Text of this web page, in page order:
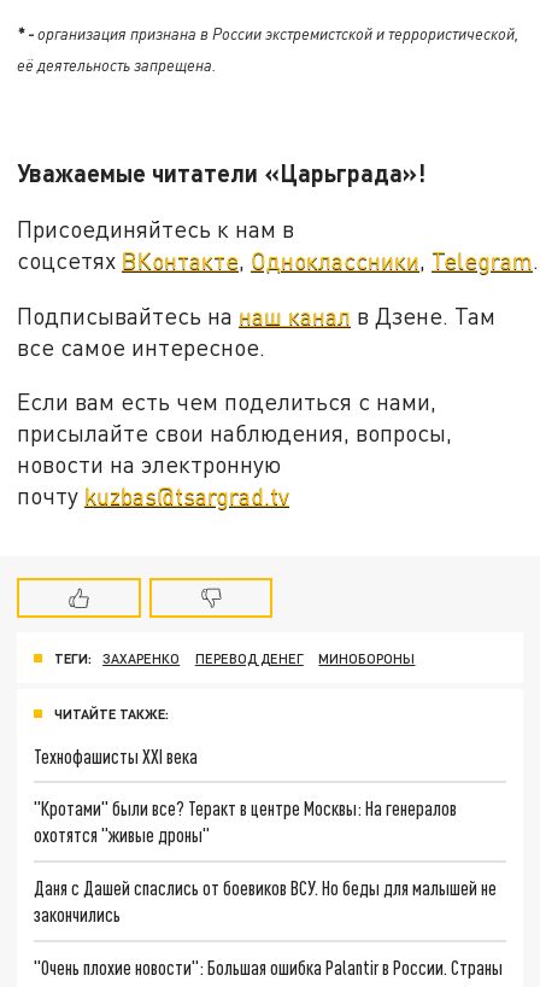
* -организация признана в России экстремистской и террористической,
её деятельность запрещена.
Уважаемые читатели «Царьграда»!
Присоединяйтесь к нам в
соцсетях ВКонтакте, Одноклассники, Telegram.
Подписывайтесь на наш канал в Дзене. Там
все самое интересное.
Если вам есть чем поделиться с нами,
присылайте свои наблюдения, вопросы,
новости на электронную
почту kuzbas@tsargrad.tv
ТЕГИ: ЗАХАРЕНКО ПЕРЕВОД ДЕНЕГ МИНОБОРОНЫ
ЧИТАЙТЕ ТАКЖЕ:
Технофашисты XXI века
"Кротами" были все? Теракт в центре Москвы: На генералов
охотятся "живые дроны"
Даня с Дашей спаслись от боевиков ВСУ. Но беды для малышей не
закончились
"Очень плохие новости": Большая ошибка Palantir в России. Страны